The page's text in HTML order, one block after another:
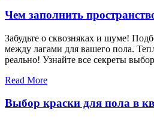
Чем заполнить
Забудьте о сквозняках и шуме!
между лагами для вашего пола.
реально! Узнайте все секреты
Read More
Выбор краски для пола в